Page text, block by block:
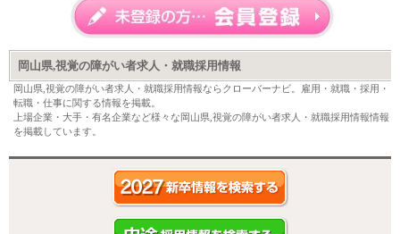
岡山県,視覚の障がい者求人・就職採用情報
岡山県,視覚の障がい者求人・就職採用情報ならクローバーナビ。雇用・就職・採用・
転職・仕事に関する情報を掲載。
上場企業・大手・有名企業など様々な岡山県,視覚の障がい者求人・就職採用情報情報
を掲載しています。